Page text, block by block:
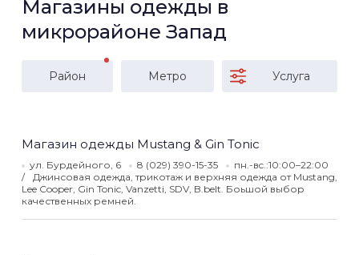
Магазины одежды в
микрорайоне Запад
Район Метро Услуга
Магазин одежды Mustang & Gin Tonic
ул. Бурдейного, 6 8 (029) 390-15-35
пн.-вc.:10:00–22:00
Джинсовая одежда, трикотаж и верхняя одежда от Mustang,
Lee Cooper, Gin Tonic, Vanzetti, SDV, B.belt. Боьшой выбор
качественных ремней.